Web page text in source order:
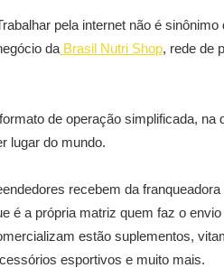
pela internet não é
da Brasil Nutri Shop, rede de
de operação simplificada,
lugar do mundo.
recebem da
é a própria matriz quem faz o
estão suplementos,
esportivos e muito mais.